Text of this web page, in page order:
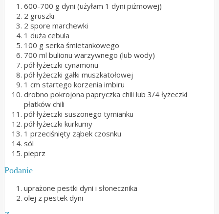
600-700 g dyni (użyłam 1 dyni piżmowej)
2 gruszki
2 spore marchewki
1 duża cebula
100 g serka śmietankowego
700 ml bulionu warzywnego (lub wody)
pół łyżeczki cynamonu
pół łyżeczki gałki muszkatołowej
1 cm startego korzenia imbiru
drobno pokrojona papryczka chili lub 3/4 łyżeczki
płatków chili
pół łyżeczki suszonego tymianku
pół łyżeczki kurkumy
1 przeciśnięty ząbek czosnku
sól
pieprz
Podanie
uprażone pestki dyni i słonecznika
olej z pestek dyni